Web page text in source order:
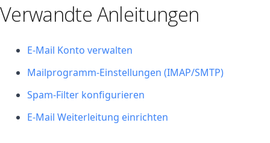
Verwandte Anleitungen
E-Mail Konto verwalten
Mailprogramm-Einstellungen (IMAP/SMTP)
Spam-Filter konfigurieren
E-Mail Weiterleitung einrichten